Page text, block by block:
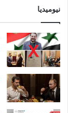
نيوميديا